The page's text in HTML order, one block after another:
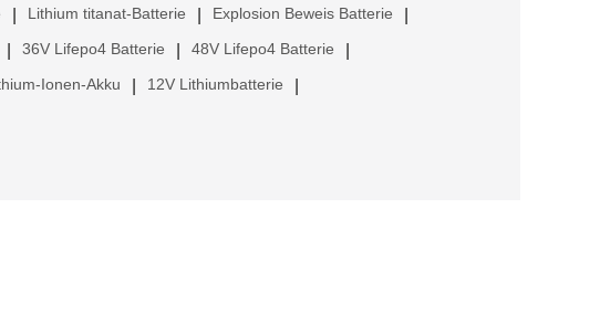
Lithium titanat-Batterie Explosion Beweis Batterie
36V Lifepo4 Batterie 48V Lifepo4 Batterie
Ionen-Akku 12V Lithiumbatterie